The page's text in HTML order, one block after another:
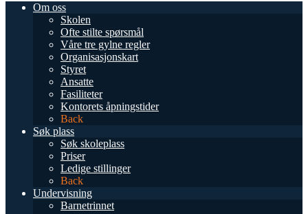
Om oss
Skolen
Ofte stilte spørsmål
Våre tre gylne regler
Organisasjonskart
Styret
Ansatte
Fasiliteter
Kontorets åpningstider
Back
Søk plass
Søk skoleplass
Priser
Ledige stillinger
Back
Undervisning
Barnetrinnet